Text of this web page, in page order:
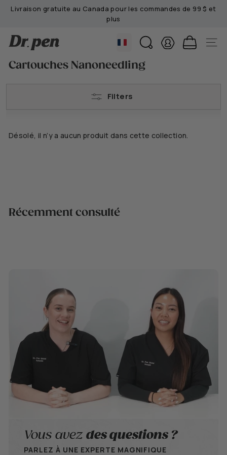
Passer
Mettre
diaporama
pause
Livraison gratuite au Canada pour les commandes de 99 $ et
plus
D
P
n
RECHERCHE
Cartouches Nanoneedling
Filters
Désolé, il n’y a aucun produit dans cette collection.
Récemment consulté
Vous avez des questions ?
PARLEZ À UNE EXPERTE MAGNIFIQUE